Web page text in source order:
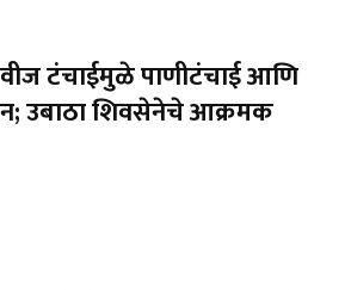
वीज टंचाईमुळे पाणीटंचाई आणि
उबाठा शिवसेनेचे आक्रमक